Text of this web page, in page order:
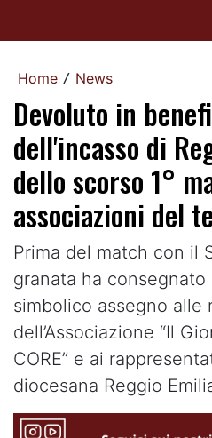
Home / News
Devoluto in
dell'incasso di
dello scorso 1°
associazioni del
Prima del match con il
granata ha consegnato
simbolico assegno alle
dell’Associazione “Il
CORE” e ai
diocesana Reggio